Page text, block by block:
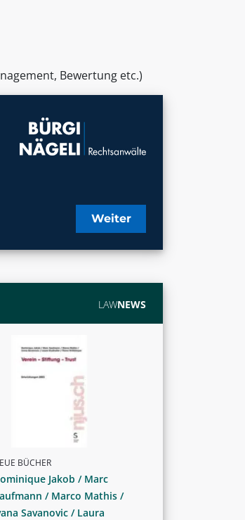
Bewertung etc.)
Weiter
LAWNEWS
BÜCHER
Jakob / Marc
/ Marco Mathis /
Savanovic / Laura